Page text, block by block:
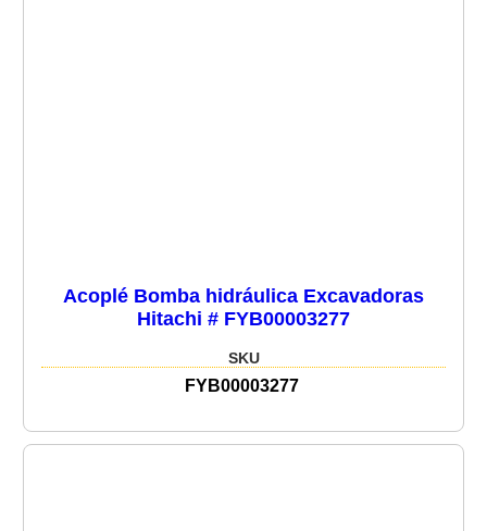
Acoplé Bomba hidráulica Excavadoras
Hitachi # FYB00003277
SKU
FYB00003277